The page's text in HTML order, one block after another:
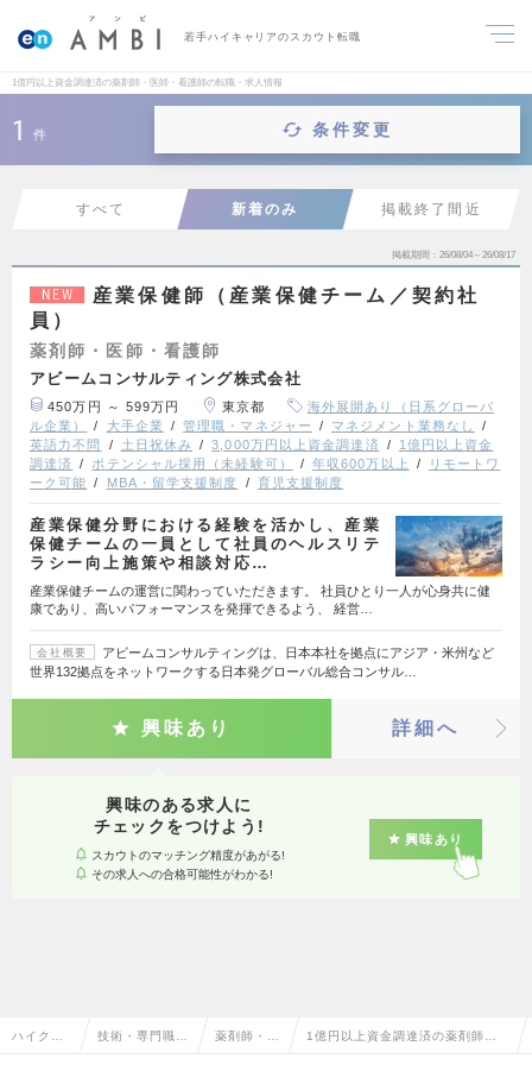
若手ハイキャリアのスカウト転職
1億円以上資金調達済の薬剤師・医師・看護師の転職・求人情報
1 件 条件変更
すべて 新着のみ 掲載終了間近
掲載期間 26/08/04～26/08/17
NEW
産業保健師（産業保健チーム／契約社
員）
薬剤師・医師・看護師
アビームコンサルティング株式会社
450万円 ～ 599万円 東京都
海外展開あり（日系グローバ
ル企業）
大手企業 管理職・マネジャー
マネジメント業務なし
英語力不問
土日祝休み 3,000万円以上資金調達済
1億円以上資金
調達済
ポテンシャル採用（未経験可） 年収600万以上
リモートワ
ーク可能
MBA・留学支援制度 育児支援制度
産業保健分野における経験を活かし、産業
保健チームの一員として社員のヘルスリテ
ラシー向上施策や相談対応…
産業保健チームの運営に関わっていただきます。 社員ひとり一人が心身共に健
康であり、高いパフォーマンスを発揮できるよう、 経営…
会社概要
アビームコンサルティングは、日本本社を拠点にアジア・米州など
世界132拠点をネットワークする日本発グローバル総合コンサル…
興味あり 詳細へ
興味のある求人に
チェックをつけよう!
スカウトのマッチング精度があがる!
その求人への合格可能性がわかる!
興味あり
ハイクラ 技術・専門職系 薬剤師・医 1億円以上資金調達済の薬剤師・